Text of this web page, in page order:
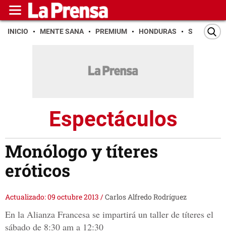
INICIO MENTE SANA PREMIUM HONDURAS SAN PEDRO
Espectáculos
Monólogo y títeres
eróticos
Actualizado: 09 octubre 2013 /Carlos Alfredo Rodríguez
En la Alianza Francesa se impartirá un taller de títeres el
sábado de 8:30 am a 12:30